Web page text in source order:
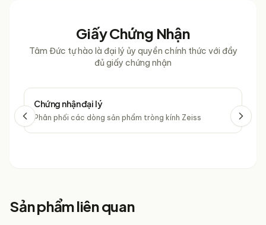
Giấy Chứng Nhận
Tâm Đức tự hào là đại lý ủy quyền chính thức với đầy
đủ giấy chứng nhận
Chứng nhận đại lý
Phân phối các dòng sản phẩm tròng kính Zeiss
Sản phẩm liên quan